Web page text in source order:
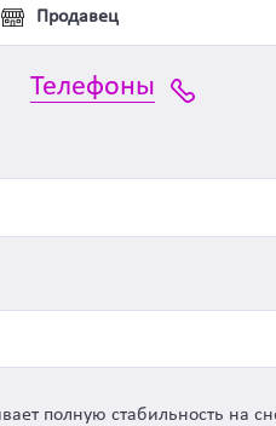
Продавец
Телефоны
полную стабильность на